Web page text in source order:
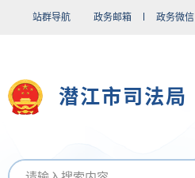
站群导航 政务邮箱 政务微信
潜江市司法局